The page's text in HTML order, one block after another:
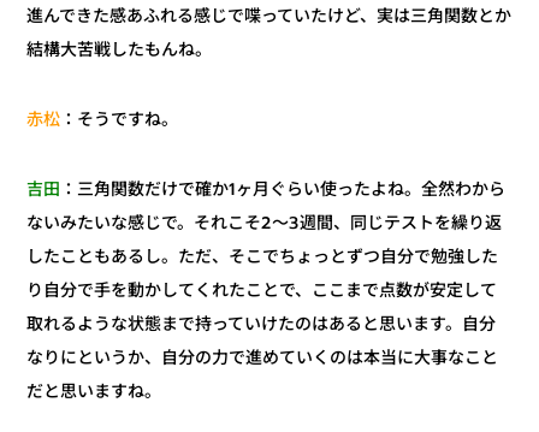
進んできた感あふれる感じで喋っていたけど、実は三角関数とか
結構大苦戦したもんね。
赤松 ：そうですね。
吉田 ：三角関数だけで確か1ヶ月ぐらい使ったよね。全然わから
ないみたいな感じで。それこそ2～3週間、同じテストを繰り返
したこともあるし。ただ、そこでちょっとずつ自分で勉強した
り自分で手を動かしてくれたことで、ここまで点数が安定して
取れるような状態まで持っていけたのはあると思います。自分
なりにというか、自分の力で進めていくのは本当に大事なこと
だと思いますね。